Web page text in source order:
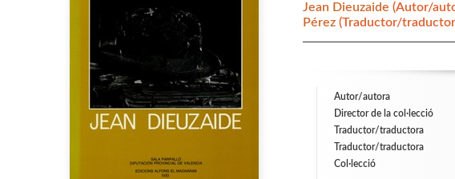
Jean Dieuzaide(Autor/
Pérez(Traductor/
Autor/autora
Director de la col·lecció
Traductor/traductora
Traductor/traductora
Col·lecció